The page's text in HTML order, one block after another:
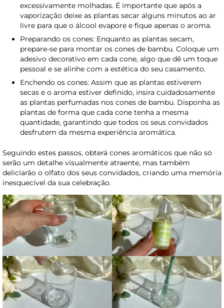
excessivamente molhadas. É importante que após a
vaporização deixe as plantas secar alguns minutos ao ar
livre para que o álcool evapore e fique apenas o aroma.
Preparando os cones: Enquanto as plantas secam,
prepare-se para montar os cones de bambu. Coloque um
adesivo decorativo em cada cone, algo que dê um toque
pessoal e se alinhe com a estética do seu casamento.
Enchendo os cones: Assim que as plantas estiverem
secas e o aroma estiver definido, insira cuidadosamente
as plantas perfumadas nos cones de bambu. Disponha as
plantas de forma que cada cone tenha a mesma
quantidade, garantindo que todos os seus convidados
desfrutem da mesma experiência aromática.
Seguindo estes passos, obterá cones aromáticos que não só
serão um detalhe visualmente atraente, mas também
deliciarão o olfato dos seus convidados, criando uma memória
inesquecível da sua celebração.